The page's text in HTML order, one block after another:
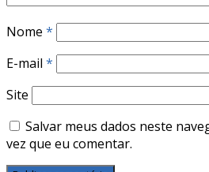
Nome *
E-mail *
Site
Salvar meus dados neste
vez que eu comentar.